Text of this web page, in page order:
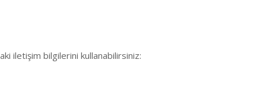
iletişim bilgilerini kullanabilirsiniz: